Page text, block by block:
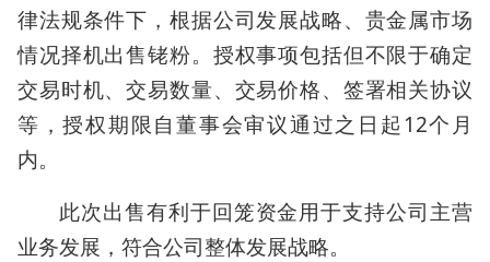
律法规条件下，根据公司发展战略、贵金属市场
情况择机出售铑粉。授权事项包括但不限于确定
交易时机、交易数量、交易价格、签署相关协议
等，授权期限自董事会审议通过之日起12个月
内。
此次出售有利于回笼资金用于支持公司主营
业务发展，符合公司整体发展战略。